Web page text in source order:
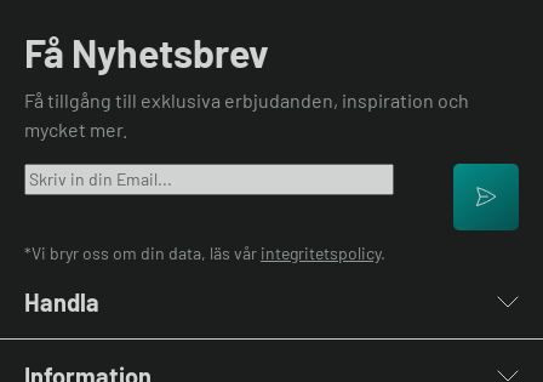
Få Nyhetsbrev
Få tillgång till exklusiva erbjudanden, inspiration och
mycket mer.
*Vi bryr oss om din data, läs vår integritetspolicy.
Handla